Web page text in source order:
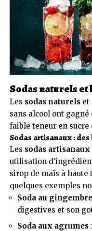
Sodas naturels
Les sodas naturels et
sans alcool ont
faible teneur en
Sodas artisanaux :
Les sodas artisanaux
utilisation
sirop de maïs à haute
quelques exemples
Soda au gingembre
digestives et son
Soda aux agrumes